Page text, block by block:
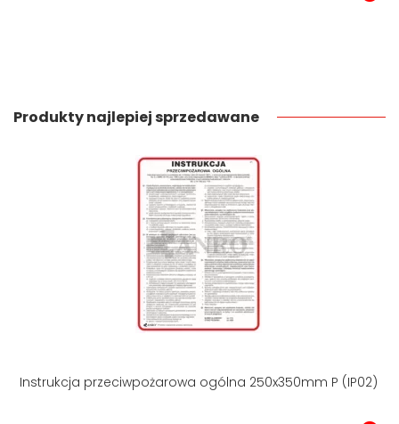
Produkty najlepiej sprzedawane
Instrukcja przeciwpożarowa ogólna 250x350mm P (IP02)